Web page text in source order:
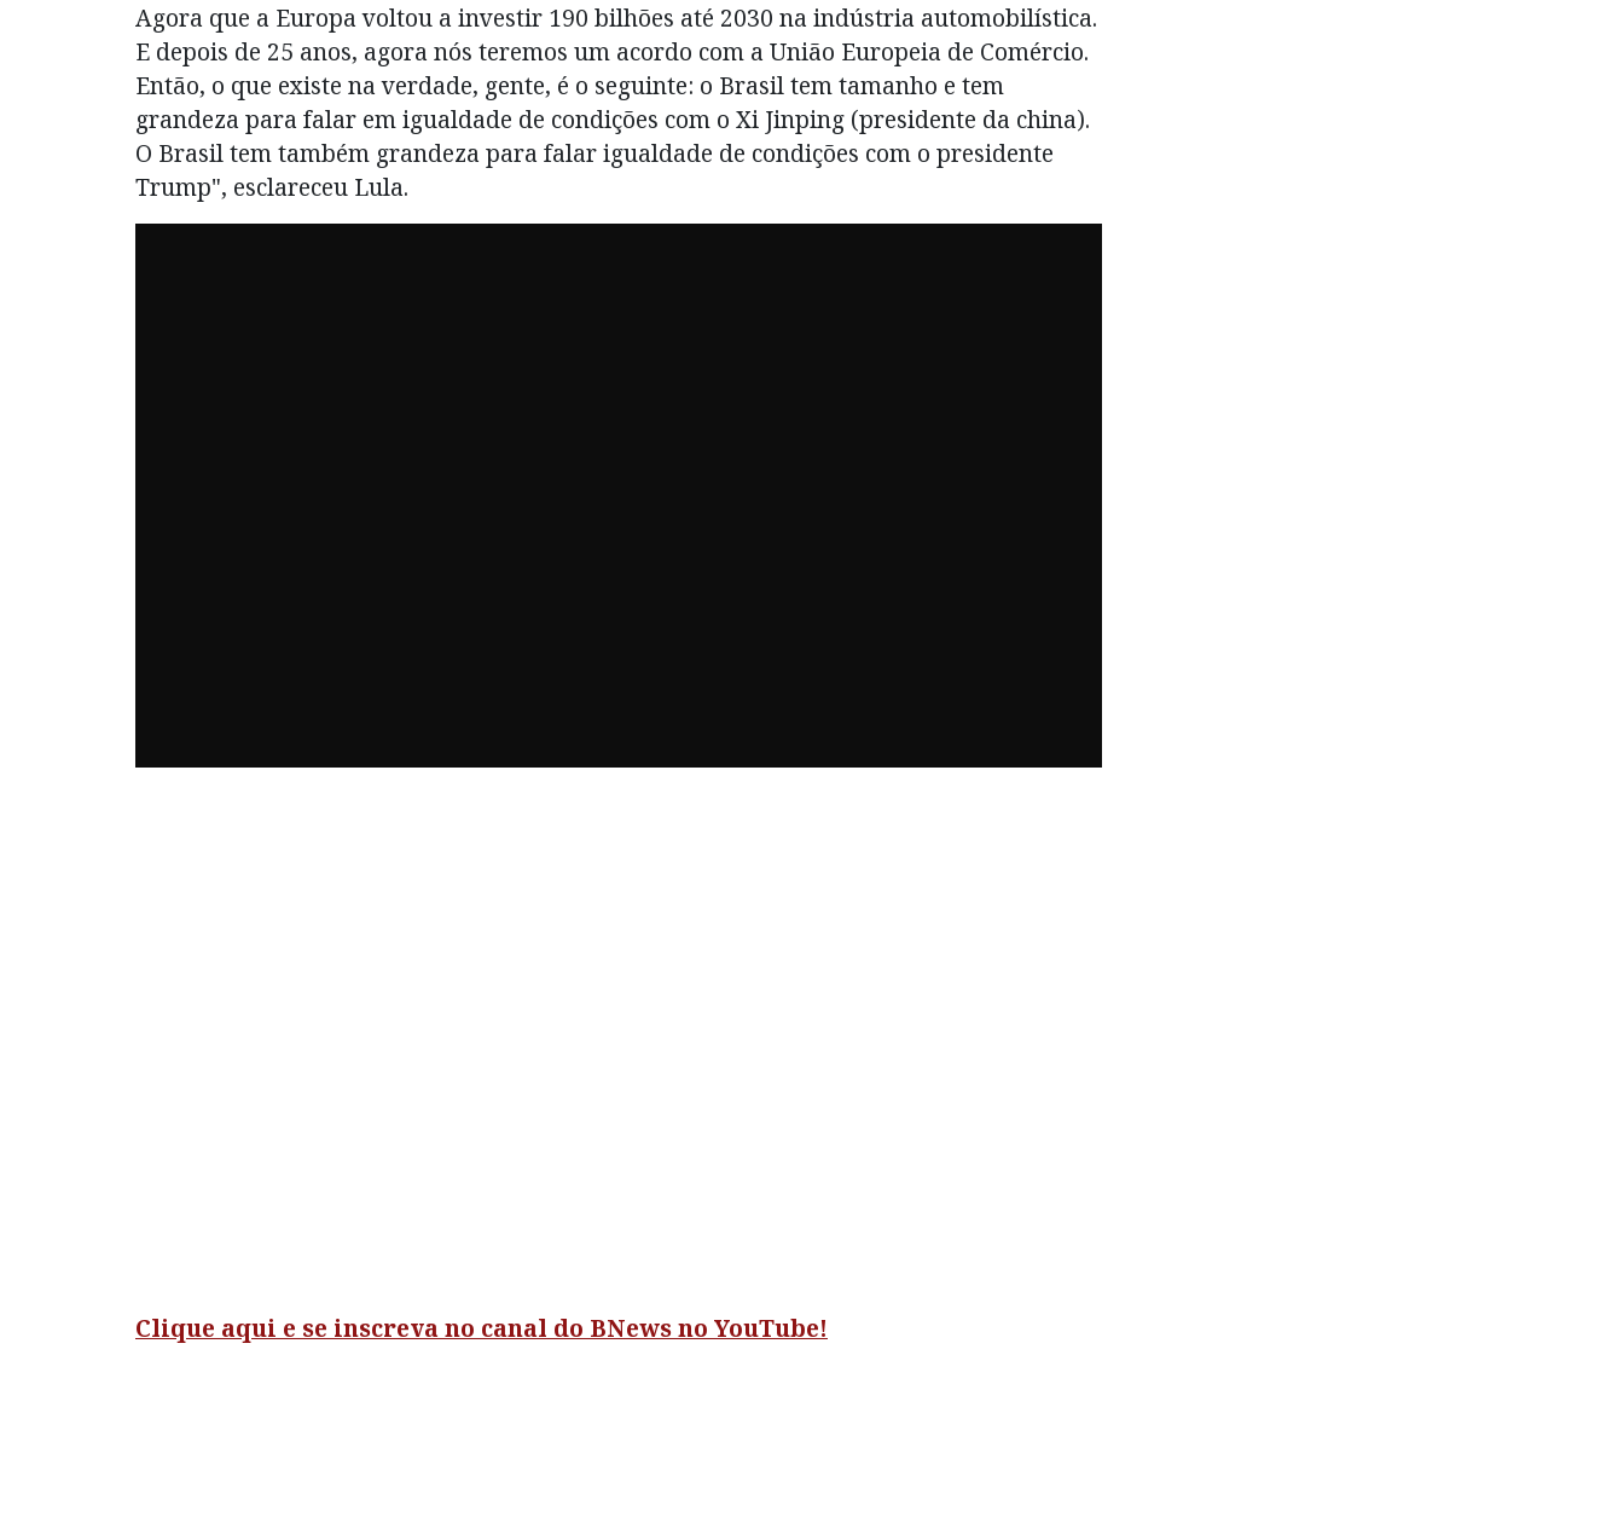
Agora que a Europa voltou a investir 190 bilhões até 2030 na indústria automobilística.
E depois de 25 anos, agora nós teremos um acordo com a União Europeia de Comércio.
Então, o que existe na verdade, gente, é o seguinte: o Brasil tem tamanho e tem
grandeza para falar em igualdade de condições com o Xi Jinping (presidente da china).
O Brasil tem também grandeza para falar igualdade de condições com o presidente
Trump", esclareceu Lula.
Clique aqui e se inscreva no canal do BNews no YouTube!